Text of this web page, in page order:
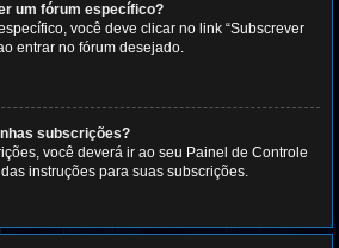
um fórum específico?
você deve clicar no link “Subscrever
entrar no fórum desejado.
subscrições?
você deverá ir ao seu Painel de Controle
instruções para suas subscrições.